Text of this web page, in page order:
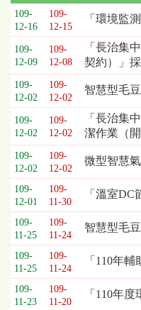
招
標
採
購
列
表，
欄
位
依
序
為：
開
標
日
期、
截
標
日
期、
公
告
109-
12-16
109-
12-15
「環境監
109-
12-09
109-
12-08
「長治集
契約）」
109-
12-02
109-
12-02
智慧型毛
109-
12-02
109-
12-02
「長治集
潔作業（
109-
12-02
109-
12-02
微型智慧
109-
12-01
109-
11-30
「溫室
109-
11-25
109-
11-24
智慧型毛
109-
11-25
109-
11-24
「110年
109-
11-23
109-
11-20
「110年